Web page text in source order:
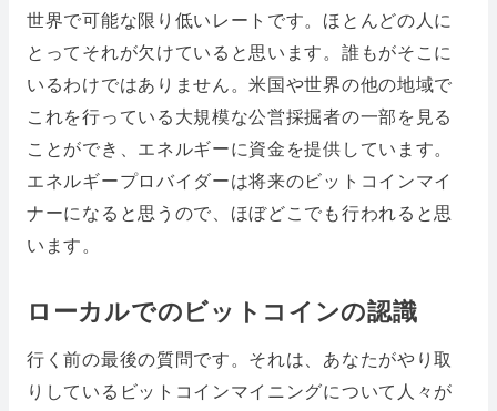
世界で可能な限り低いレートです。ほとんどの人に
とってそれが欠けていると思います。誰もがそこに
いるわけではありません。米国や世界の他の地域で
これを行っている大規模な公営採掘者の一部を見る
ことができ、エネルギーに資金を提供しています。
エネルギープロバイダーは将来のビットコインマイ
ナーになると思うので、ほぼどこでも行われると思
います。
ローカルでのビットコインの認識
行く前の最後の質問です。それは、あなたがやり取
りしているビットコインマイニングについて人々が